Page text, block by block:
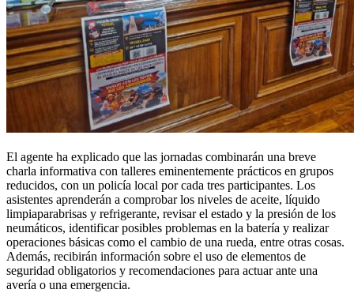
El agente ha explicado que las jornadas combinarán una breve
charla informativa con talleres eminentemente prácticos en grupos
reducidos, con un policía local por cada tres participantes. Los
asistentes aprenderán a comprobar los niveles de aceite, líquido
limpiaparabrisas y refrigerante, revisar el estado y la presión de los
neumáticos, identificar posibles problemas en la batería y realizar
operaciones básicas como el cambio de una rueda, entre otras cosas.
Además, recibirán información sobre el uso de elementos de
seguridad obligatorios y recomendaciones para actuar ante una
avería o una emergencia.